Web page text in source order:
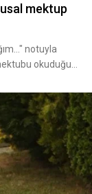
mektup
notuyla
okuduğu